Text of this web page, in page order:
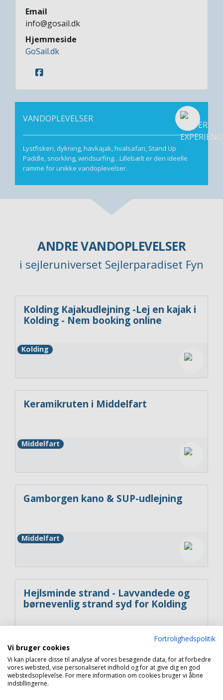
Email
info@gosail.dk
Hjemmeside
GoSail.dk
VANDOPLEVELSER
Lystfiskeri, dykning, havkajak, hvalsafari, Stand Up
Paddle, snorkling, windsurfing…Lillebælt er den ideelle
ramme for unikke vandoplevelser.
ANDRE VANDOPLEVELSER
i sejleruniverset Sejlerparadiset Fyn
Kolding Kajakudlejning -Lej en kajak i
Kolding - Nem booking online
Kolding
Keramikruten i Middelfart
Middelfart
Gamborgen kano & SUP-udlejning
Middelfart
Hejlsminde strand - Lavvandede og
børnevenlig strand syd for Kolding
Copyright 2026 © Havneguide.dk
Fortrolighedspolitik
Vi bruger cookies
Vi kan placere disse til analyse af vores besøgende data, for at forbedre
vores websted, vise personaliseret indhold og for at give dig en god
webstedsoplevelse. For mere information om cookies bruger vi åbne
indstillingerne.